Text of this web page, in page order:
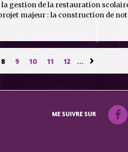
gestion de la restauration
majeur : la construction de
8 9 10 11 12 … ›
ME SUIVRE SUR